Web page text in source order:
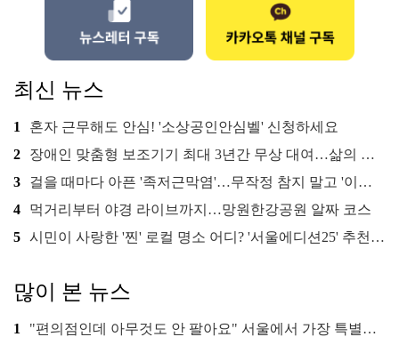
최신 뉴스
1
혼자 근무해도 안심! '소상공인안심벨' 신청하세요
2
장애인 맞춤형 보조기기 최대 3년간 무상 대여…삶의 질 높인다
3
걸을 때마다 아픈 '족저근막염'…무작정 참지 말고 '이것' 해보세요!
4
먹거리부터 야경 라이브까지…망원한강공원 알짜 코스
5 시민이 사랑한 '찐' 로컬 명소 어디? '서울에디션25' 추천 코스
많이 본 뉴스
1
"편의점인데 아무것도 안 팔아요" 서울에서 가장 특별한 편의점의 정체